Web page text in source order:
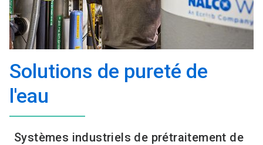
Solutions de pureté de
l'eau
Systèmes industriels de prétraitement de